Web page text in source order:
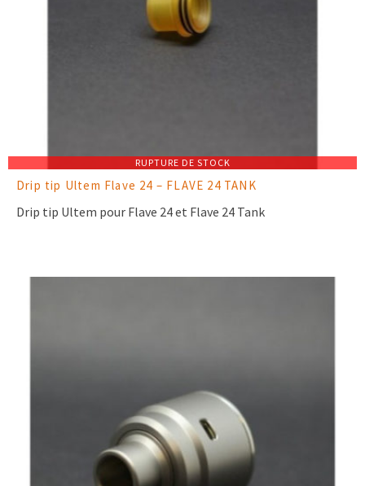
RUPTURE DE STOCK
Drip tip Ultem Flave 24 – FLAVE 24 TANK
Drip tip Ultem pour Flave 24 et Flave 24 Tank